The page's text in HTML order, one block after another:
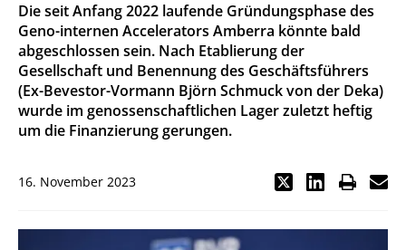
Die seit Anfang 2022 laufende Gründungsphase des
Geno-internen Accelerators Amberra könnte bald
abgeschlossen sein. Nach Etablierung der
Gesellschaft und Benennung des Geschäftsführers
(Ex-Bevestor-Vormann Björn Schmuck von der Deka)
wurde im genossenschaftlichen Lager zuletzt heftig
um die Finanzierung gerungen.
16. November 2023